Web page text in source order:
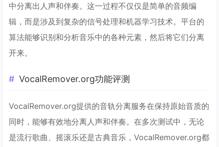
中分离出人声和伴奏。这一过程不仅仅是简单的音频编
辑，而是涉及到复杂的信号处理和机器学习技术。平台的
算法能够识别和分析音乐中的各种元素，然后将它们分离
开来。
VocalRemover.org功能评测
VocalRemover.org提供的音轨分离服务在保持原始音质的
同时，能够有效地分离人声和伴奏。在多次测试中，无论
是流行歌曲、摇滚乐还是古典音乐，VocalRemover.org都